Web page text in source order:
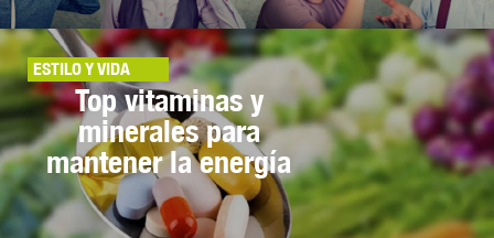
ESTILO Y VIDA
Top vitaminas y
minerales para
mantener la energía